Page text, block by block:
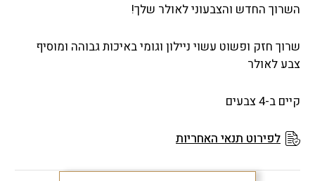
השרוך החדש והצבעוני לאולר שלך!
שרוך חזק ופשוט עשוי ניילון וגומי באיכות גבוהה ומוסיף
צבע לאולר
קיים ב-4 צבעים
לפירוט תנאי האחריות